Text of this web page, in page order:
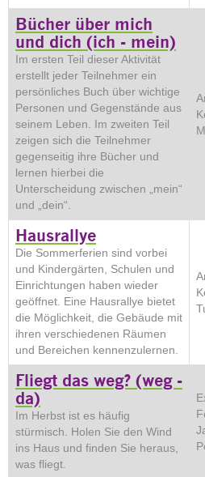
Bücher über mich
und dich (ich - mein)
Im ersten Teil dieser Aktivität
erstellt jeder Teilnehmer ein
persönliches Buch über wichtige
Personen und Gegenstände aus
seinem Leben. Im zweiten Teil
zeigen sich die Teilnehmer
gegenseitig ihre Bücher und
lernen hierbei die
Unterscheidung zwischen „mein“
und „dein“.
Hausrallye
Die Sommerferien sind vorbei
und Kindergärten, Schulen und
Einrichtungen haben wieder
geöffnet. Eine Hausrallye bietet
die Möglichkeit, die Gebäude mit
ihren verschiedenen Räumen
und Bereichen kennenzulernen.
Fliegt das weg? (weg -
da)
Im Herbst ist es häufig
stürmisch. Holen Sie den Wind
ins Haus und finden Sie heraus,
was fliegt.